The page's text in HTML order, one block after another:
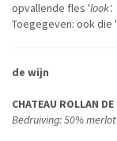
opvallende fles 'look'.
Toegegeven: ook die '
de wijn
CHATEAU ROLLAN
Bedruiving: 50%